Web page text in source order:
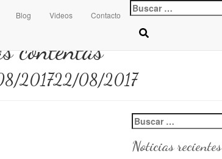
Blog Videos Contacto
Buscar:
contentas
201722/08/2017
Buscar:
Noticias recientes